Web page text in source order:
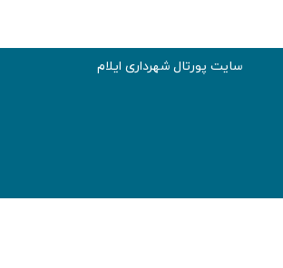
سایت پورتال شهرداری ایلام